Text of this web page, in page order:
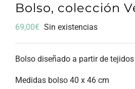
Bolso, colección
69,00€ Sin existencias
Bolso diseñado a partir de
Medidas bolso 40 x 46 cm